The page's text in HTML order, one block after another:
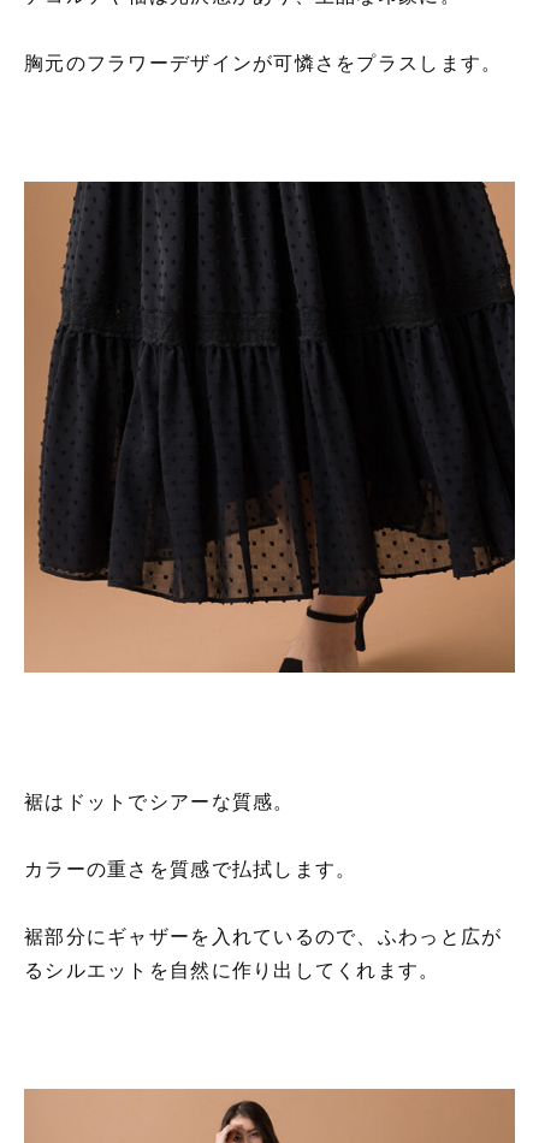
胸元のフラワーデザインが可憐さをプラスします。
裾はドットでシアーな質感。
カラーの重さを質感で払拭します。
裾部分にギャザーを入れているので、ふわっと広が
るシルエットを自然に作り出してくれます。